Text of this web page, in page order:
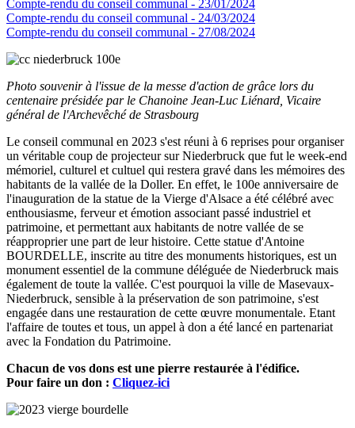
Compte-rendu du conseil communal - 23/01/2024
Compte-rendu du conseil communal - 24/03/2024
Compte-rendu du conseil communal - 27/08/2024
Photo souvenir à l'issue de la messe d'action de grâce lors du
centenaire présidée par le Chanoine Jean-Luc Liénard, Vicaire
général de l'Archevêché de Strasbourg
Le conseil communal en 2023 s'est réuni à 6 reprises pour organiser
un véritable coup de projecteur sur Niederbruck que fut le week-end
mémoriel, culturel et cultuel qui restera gravé dans les mémoires des
habitants de la vallée de la Doller. En effet, le 100e anniversaire de
l'inauguration de la statue de la Vierge d'Alsace a été célébré avec
enthousiasme, ferveur et émotion associant passé industriel et
patrimoine, et permettant aux habitants de notre vallée de se
réapproprier une part de leur histoire. Cette statue d'Antoine
BOURDELLE, inscrite au titre des monuments historiques, est un
monument essentiel de la commune déléguée de Niederbruck mais
également de toute la vallée. C'est pourquoi la ville de Masevaux-
Niederbruck, sensible à la préservation de son patrimoine, s'est
engagée dans une restauration de cette œuvre monumentale. Etant
l'affaire de toutes et tous, un appel à don a été lancé en partenariat
avec la Fondation du Patrimoine.
Chacun de vos dons est une pierre restaurée à l'édifice.
Pour faire un don : Cliquez-ici